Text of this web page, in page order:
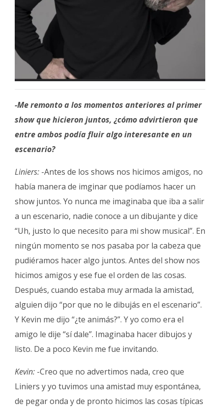
-Me remonto a los momentos anteriores al primer
show que hicieron juntos, ¿cómo advirtieron que
entre ambos podía fluir algo interesante en un
escenario?
Liniers: -Antes de los shows nos hicimos amigos, no
había manera de imginar que podíamos hacer un
show juntos. Yo nunca me imaginaba que iba a salir
a un escenario, nadie conoce a un dibujante y dice
“Uh, justo lo que necesito para mi show musical”. En
ningún momento se nos pasaba por la cabeza que
pudiéramos hacer algo juntos. Antes del show nos
hicimos amigos y ese fue el orden de las cosas.
Después, cuando estaba muy armada la amistad,
alguien dijo “por que no le dibujás en el escenario”.
Y Kevin me dijo “¿te animás?”. Y yo como era el
amigo le dije “sí dale”. Imaginaba hacer dibujos y
listo. De a poco Kevin me fue invitando.
Kevin: -Creo que no advertimos nada, creo que
Liniers y yo tuvimos una amistad muy espontánea,
de pegar onda y de pronto hicimos las cosas típicas